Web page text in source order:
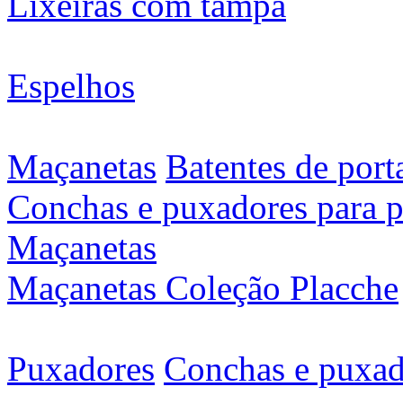
Espelhos
Maçanetas Batentes de
Conchas e puxadores para
Maçanetas
Maçanetas Coleção Placche
Puxadores Conchas e